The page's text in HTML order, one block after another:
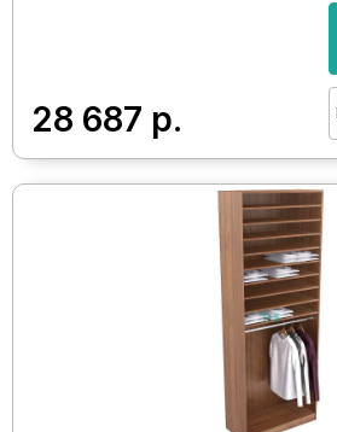
28 687 р.